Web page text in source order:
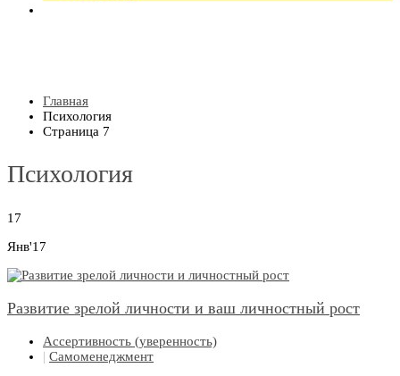
Главная
Психология
Страница 7
Психология
17
Янв'17
Развитие зрелой личности и ваш личностный рост
Ассертивность (уверенность)
| Самоменеджмент